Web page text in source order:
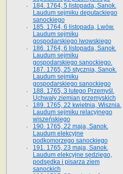
184. 1764, 5 listopada, Sanok.
Laudum sejmiku deputackiego
sanockiego
185. 1764, 6 listopada, Lwów.
Laudum sejmiku
gospodarskiego lwowskiego
186. 1764, 6 listopada, Sanok.
Laudum sejmiku
gospodarskiego sanockiego.
187. 1765, 25 stycznia, Sanok.
Laudum sejmiku
gospodarskiego sanockiego
188. 1765, 3 lutego Przemyśl.
Uchwały ziemian przemyskich
189. 1765, 22 kwietnia, Wisznia.
Laudum sejmiku relacyjnego
wiszeńskiego
190. 1765, 22 maja, Sanok.
Laudum elekcyjne
podkomorzego sanockiego
191. 1765, 23 maja, Sanok.
Laudum elekcyjne sędziego,
podsędka i pisarza ziem
sanockich